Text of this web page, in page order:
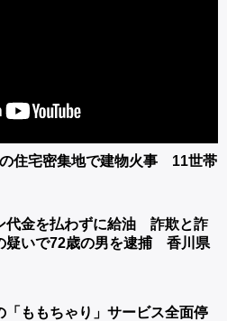
の住宅密集地で建物火事 11世帯
代金を払わずに給油 詐欺と詐
疑いで72歳の男を逮捕 香川県
「ももちゃり」サービス全面停